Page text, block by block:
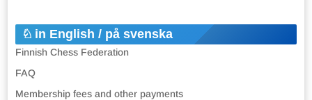
in English / på svenska
Finnish Chess Federation
FAQ
Membership fees and other payments